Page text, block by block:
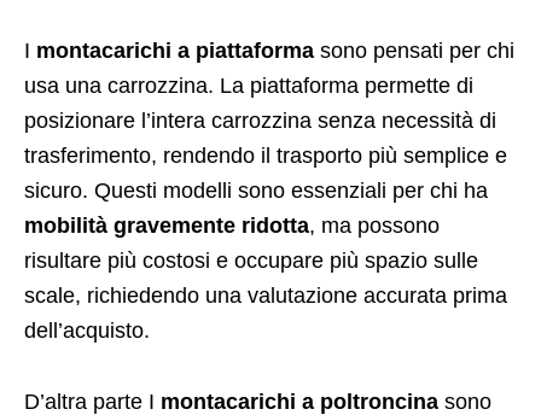
I montacarichi a piattaforma sono pensati per chi
usa una carrozzina. La piattaforma permette di
posizionare l’intera carrozzina senza necessità di
trasferimento, rendendo il trasporto più semplice e
sicuro. Questi modelli sono essenziali per chi ha
mobilità gravemente ridotta, ma possono
risultare più costosi e occupare più spazio sulle
scale, richiedendo una valutazione accurata prima
dell’acquisto.
D’altra parte I montacarichi a poltroncina sono